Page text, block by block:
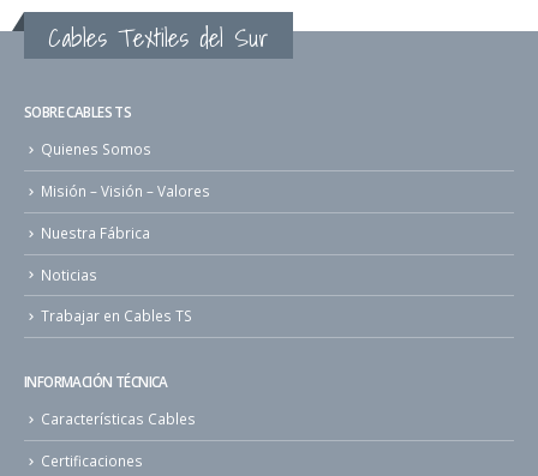
Cables Textiles del Sur
SOBRE CABLES TS
Quienes Somos
Misión – Visión – Valores
Nuestra Fábrica
Noticias
Trabajar en Cables TS
INFORMACIÓN TÉCNICA
Características Cables
Certificaciones